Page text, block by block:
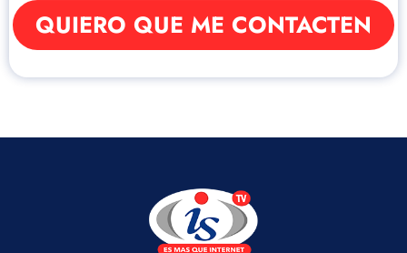
QUIERO QUE ME CONTACTEN